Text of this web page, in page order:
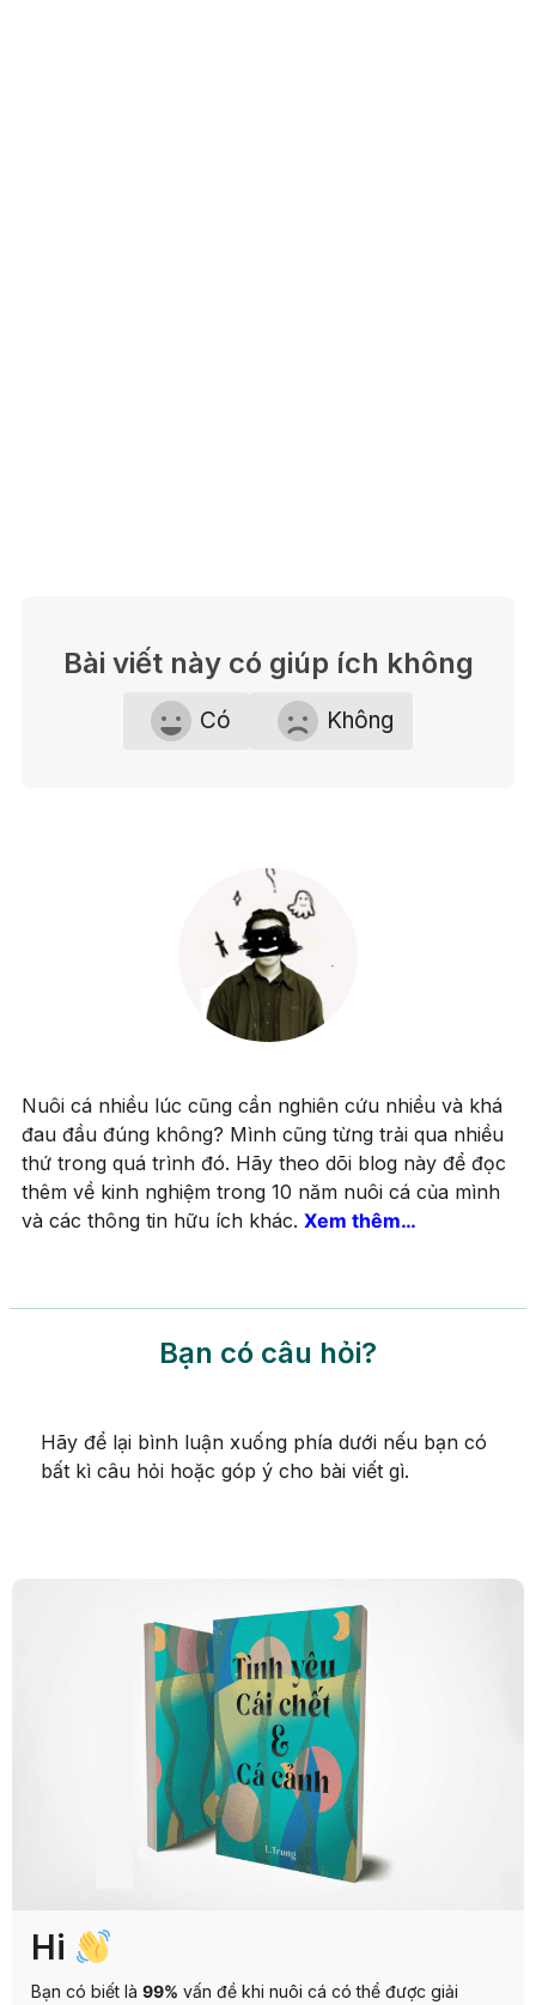
Bài viết này có giúp ích không
Có Không
Nuôi cá nhiều lúc cũng cần nghiên cứu nhiều và khá
đau đầu đúng không? Mình cũng từng trải qua nhiều
thứ trong quá trình đó. Hãy theo dõi blog này để đọc
thêm về kinh nghiệm trong 10 năm nuôi cá của mình
và các thông tin hữu ích khác. Xem thêm…
Bạn có câu hỏi?
Hãy để lại bình luận xuống phía dưới nếu bạn có
bất kì câu hỏi hoặc góp ý cho bài viết gì.
Hi
Bạn có biết là 99% vấn đề khi nuôi cá có thể được giải